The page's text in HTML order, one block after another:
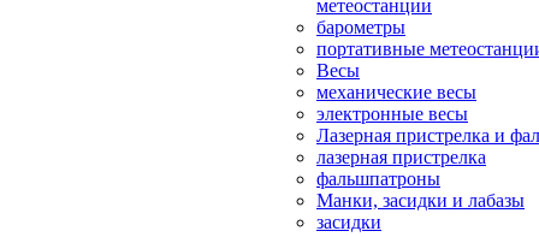
метеостанции
барометры
портативные
Весы
механические весы
электронные весы
Лазерная пристрелка и
лазерная пристрелка
фальшпатроны
Манки, засидки и лабазы
засидки